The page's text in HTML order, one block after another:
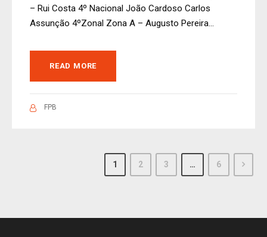
– Rui Costa 4º Nacional João Cardoso Carlos
Assunção 4ºZonal Zona A – Augusto Pereira...
READ MORE
FPB
1 2 3 … 6